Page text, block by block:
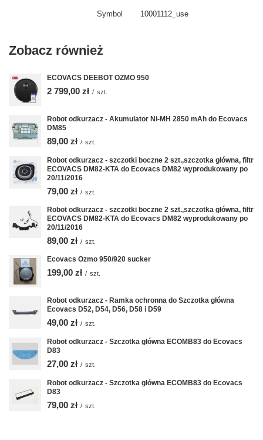
Symbol 10001112_use
Zobacz również
ECOVACS DEEBOT OZMO 950
2 799,00 zł / szt.
Robot odkurzacz - Akumulator Ni-MH 2850 mAh do Ecovacs
DM85
89,00 zł / szt.
Robot odkurzacz - szczotki boczne 2 szt.,szczotka główna, filtr
ECOVACS DM82-KTA do Ecovacs DM82 wyprodukowany po
20/11/2016
79,00 zł / szt.
Robot odkurzacz - szczotki boczne 2 szt.,szczotka główna, filtr
ECOVACS DM82-KTA do Ecovacs DM82 wyprodukowany po
20/11/2016
89,00 zł / szt.
Ecovacs Ozmo 950/920 sucker
199,00 zł / szt.
Robot odkurzacz - Ramka ochronna do Szczotka główna
Ecovacs D52, D54, D56, D58 i D59
49,00 zł / szt.
Robot odkurzacz - Szczotka główna ECOMB83 do Ecovacs
D83
27,00 zł / szt.
Robot odkurzacz - Szczotka główna ECOMB83 do Ecovacs
D83
79,00 zł / szt.